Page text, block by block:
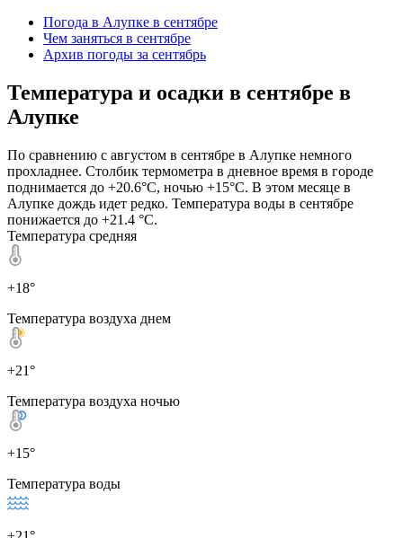
Погода в Алупке в сентябре
Чем заняться в сентябре
Архив погоды за сентябрь
Температура и осадки в сентябре в
Алупке
По сравнению с августом в сентябре в Алупке немного
прохладнее. Столбик термометра в дневное время в городе
поднимается до +20.6°C, ночью +15°C. В этом месяце в
Алупке дождь идет редко. Температура воды в сентябре
понижается до +21.4 °C.
Температура средняя
+18°
Температура воздуха днем
+21°
Температура воздуха ночью
+15°
Температура воды